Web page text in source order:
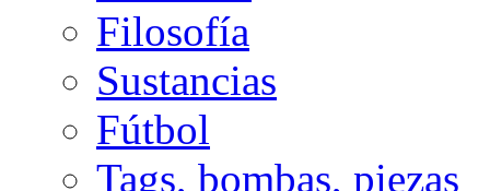
Filosofía
Sustancias
Fútbol
Tags, bombas, piezas